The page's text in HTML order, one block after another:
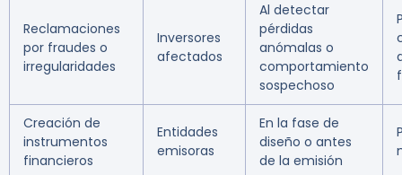
Reclamaciones
por fraudes o
irregularidades
Inversores
afectados
Al detectar
pérdidas
anómalas o
comportamiento
sospechoso
Creación de
instrumentos
financieros
Entidades
emisoras
En la fase de
diseño o antes
de la emisión